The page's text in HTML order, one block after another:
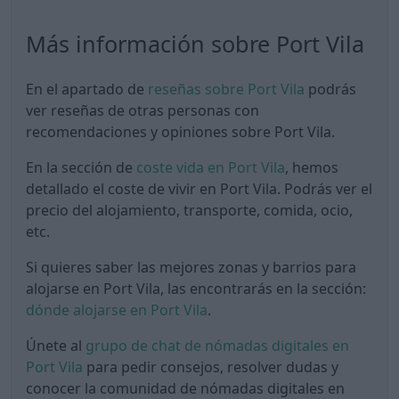
Más información sobre Port Vila
En el apartado de reseñas sobre Port Vila podrás
ver reseñas de otras personas con
recomendaciones y opiniones sobre Port Vila.
En la sección de coste vida en Port Vila, hemos
detallado el coste de vivir en Port Vila. Podrás ver el
precio del alojamiento, transporte, comida, ocio,
etc.
Si quieres saber las mejores zonas y barrios para
alojarse en Port Vila, las encontrarás en la sección:
dónde alojarse en Port Vila.
Únete al grupo de chat de nómadas digitales en
Port Vila para pedir consejos, resolver dudas y
conocer la comunidad de nómadas digitales en